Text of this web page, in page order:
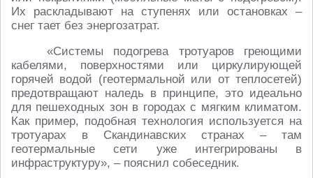
Их раскладывают на ступенях или остановках –
снег тает без энергозатрат.
«Системы подогрева тротуаров греющими
кабелями, поверхностями или циркулирующей
горячей водой (геотермальной или от теплосетей)
предотвращают наледь в принципе, это идеально
для пешеходных зон в городах с мягким климатом.
Как пример, подобная технология используется на
тротуарах в Скандинавских странах – там
геотермальные сети уже интегрированы в
инфраструктуру», – пояснил собеседник.